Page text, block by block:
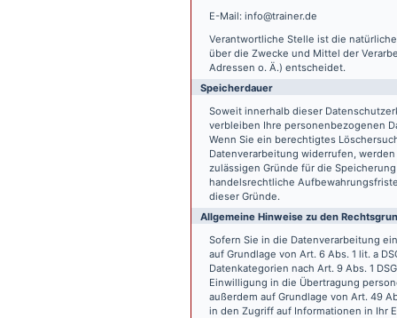
E-Mail: info@trainer.de
Verantwortliche Stelle ist die
über die Zwecke und Mittel der
Adressen o. Ä.) entscheidet.
Speicherdauer
Soweit innerhalb dieser
verbleiben Ihre personenbezogenen
Wenn Sie ein berechtigtes
Datenverarbeitung widerrufen,
zulässigen Gründe für die
handelsrechtliche
dieser Gründe.
Allgemeine Hinweise zu den
Sofern Sie in die Datenverarbeitung
auf Grundlage von Art. 6 Abs. 1 lit. a
Datenkategorien nach Art. 9 Abs. 1
Einwilligung in die Übertragung
außerdem auf Grundlage von Art. 49
in den Zugriff auf Informationen in Ihr